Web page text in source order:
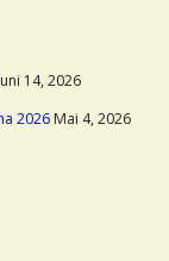
14, 2026
2026Mai 4, 2026